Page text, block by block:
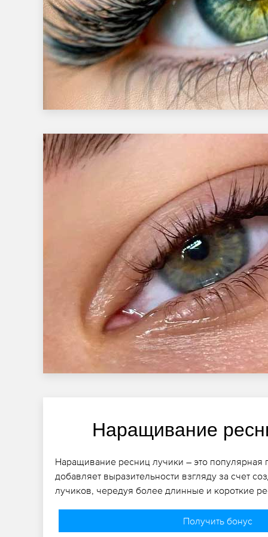
Наращивание
Наращивание ресниц лучики – это популярная
добавляет выразительности взгляду за счет
лучиков, чередуя более длинные и короткие
Получить бонус